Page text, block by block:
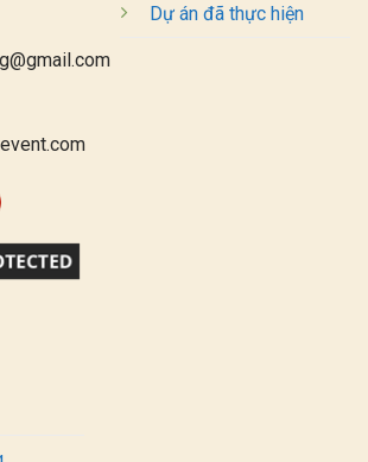
Dự án đã thực hiện